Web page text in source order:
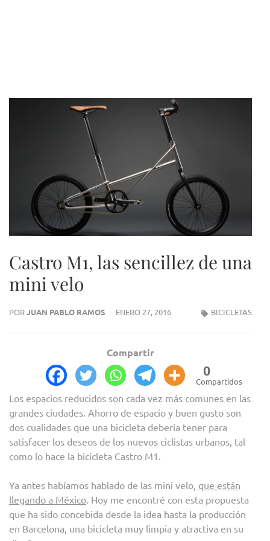
Castro M1, las sencillez de una
mini velo
PORJUAN PABLO RAMOS ENERO 27, 2016 BICICLETAS
Compartir
0
Compartidos
Los espacios reducidos son cada vez más comunes en las
grandes ciudades. Ahorro de espacio y buen gusto son
dos cualidades que una bicicleta debería tener para
satisfacer los deseos de los nuevos ciclistas urbanos, tal
como lo hace la bicicleta Castro M1.
Ya antes habíamos hablado de las mini velo, que están
llegando a México. Hoy me encontré con esta propuesta
que ha sido concebida desde la idea hasta la producción
en Barcelona, una bicicleta muy limpia y atractiva en su